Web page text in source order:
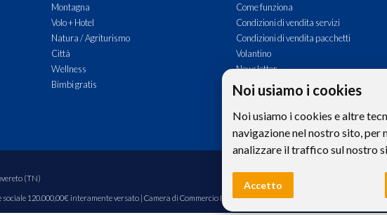
Noi usiamo i cookies
Noi usiamo i cookies e altre
navigazione nel nostro sito,
analizzare il traffico sul nostro
Accetto
Montagna
Volo + Hotel
Natura / Agriturismo
Città
Wellness
Bimbi gratis
Come funziona
Condizioni di vendita servizi
Condizioni di vendita pacchetti
Volantino
Newsletter
Commenti
Contatti
(TN)
sociale 120.000,00€ interamente versato | Camera di Commercio Industria Artigianato e Agricoltura di Bolzano,